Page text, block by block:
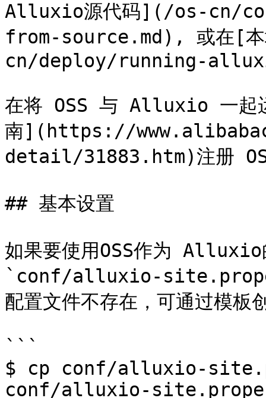
Alluxio源代码](/os-cn/
from-source.md), 或在[
cn/deploy/running-
在将 OSS 与 Alluxio 一起
南](https://
detail/31883.htm)注册
## 基本设置
如果要使用OSS作为 Alluxio
`conf/alluxio-
配置文件不存在，可通过模板
```
$ cp conf/alluxio-
conf/alluxio-